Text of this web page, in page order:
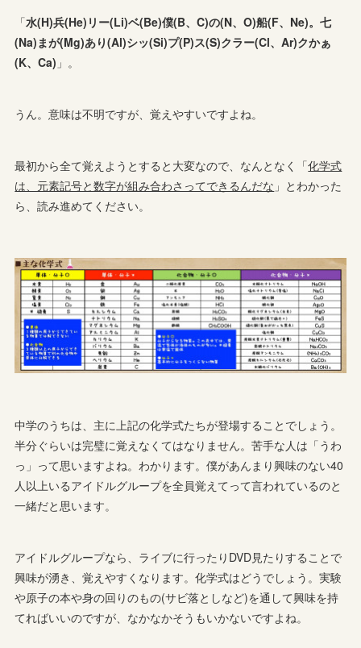
「水(H)兵(He)リー(Li)ベ(Be)僕(B、C)の(N、O)船(F、Ne)。七
(Na)まが(Mg)あり(Al)シッ(Si)プ(P)ス(S)クラー(Cl、Ar)クかぁ
(K、Ca) 」。
うん。意味は不明ですが、覚えやすいですよね。
最初から全て覚えようとすると大変なので、なんとなく「化学式
は、元素記号と数字が組み合わさってできるんだな 」とわかった
ら、読み進めてください。
中学のうちは、主に上記の化学式たちが登場することでしょう。
半分ぐらいは完璧に覚えなくてはなりません。苦手な人は「うわ
っ」って思いますよね。わかります。僕があんまり興味のない40
人以上いるアイドルグループを全員覚えてって言われているのと
一緒だと思います。
アイドルグループなら、ライブに行ったりDVD見たりすることで
興味が湧き、覚えやすくなります。化学式はどうでしょう。実験
や原子の本や身の回りのもの(サビ落としなど)を通して興味を持
てればいいのですが、なかなかそうもいかないですよね。